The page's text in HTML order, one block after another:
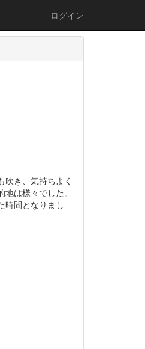
ログイン
き、気持ちよく
は様々でした。
時間となりまし